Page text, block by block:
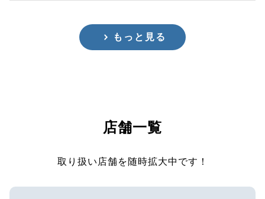
もっと見る
店舗一覧
取り扱い店舗を随時拡大中です！